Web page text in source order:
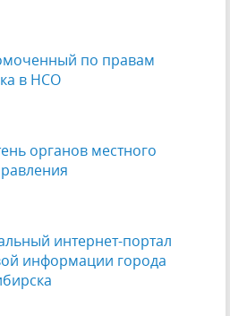
по правам
в НСО
органов местного
интернет-портал
информации города